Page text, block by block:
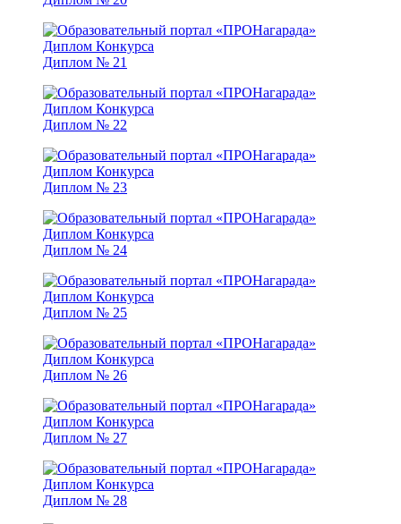
Диплом № 21
Диплом № 22
Диплом № 23
Диплом № 24
Диплом № 25
Диплом № 26
Диплом № 27
Диплом № 28